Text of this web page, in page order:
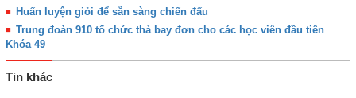
Huấn luyện giỏi để sẵn sàng chiến đấu
Trung đoàn 910 tổ chức thả bay đơn cho các học viên đầu tiên
Khóa 49
Tin khác